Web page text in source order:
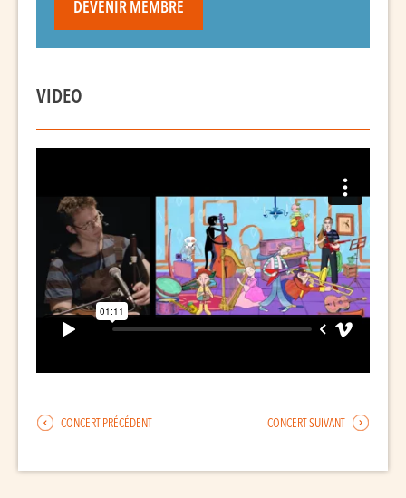
DEVENIR MEMBRE
VIDEO
CONCERT PRÉCÉDENT CONCERT SUIVANT